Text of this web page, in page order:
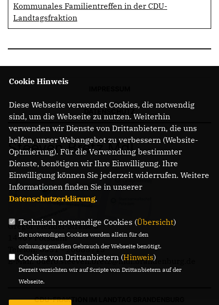
Kommunales Familientreffen in der CDU-
Landtagsfraktion
Steeven Bretz MdL
Gregor-Mendel-Straße 3
14469 Potsdam
Telefon: 0331 - 20085713
E-Mail: buero.steeven.bretz@mdl.brandenburg.de
CDU-FRAKTION IM LANDTAG BRANDENBURG
Cookie Hinweis
Diese Webseite verwendet Cookies, die notwendig
sind, um die Webseite zu nutzen. Weiterhin
verwenden wir Dienste von Drittanbietern, die uns
helfen, unser Webangebot zu verbessern (Website-
Optmierung). Für die Verwendung bestimmter
Dienste, benötigen wir Ihre Einwilligung. Ihre
Einwilligung können Sie jederzeit widerrufen. Weitere
Informationen finden Sie in unserer
Datenschutzerklärung.
Technisch notwendige Cookies (Übersicht)
Die notwendigen Cookies werden allein für den
ordnungsgemäßen Gebrauch der Webseite benötigt.
Cookies von Drittanbietern (Hinweis)
Derzeit verzichten wir auf Scripte von Drittanbietern auf der
Webseite.